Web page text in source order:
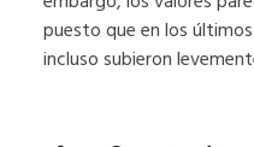
puesto que en los
incluso subieron